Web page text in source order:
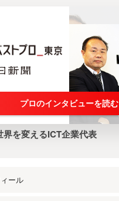
プロのインタビューを読む
界を変えるICT企業代表
ール